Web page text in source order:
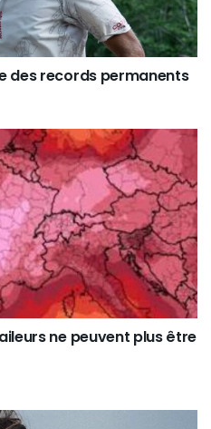
des records permanents
ne peuvent plus être